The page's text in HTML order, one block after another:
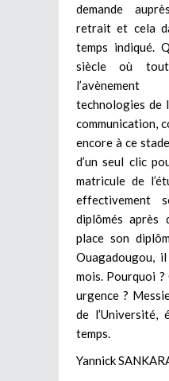
demande
retrait et cela
temps indiqué.
siècle où
technologies de
communication,
encore à ce
d’un seul clic
matricule de
effectivement
diplômés
place son
Ouagadougou,
mois. Pourquoi ?
urgence ?
de l’Université,
temps.
Yannick